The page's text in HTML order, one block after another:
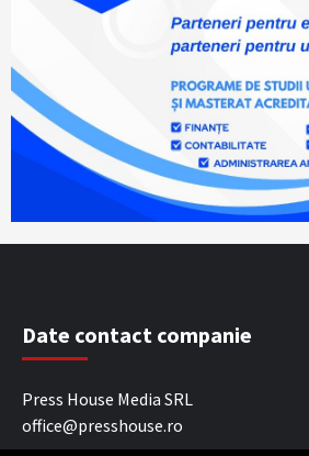
Date contact companie
Press House Media SRL
office@presshouse.ro